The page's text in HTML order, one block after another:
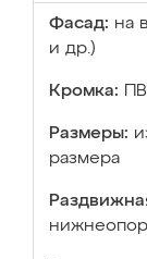
Фасад: на
и др.)
Кромка:
Размеры:
размера